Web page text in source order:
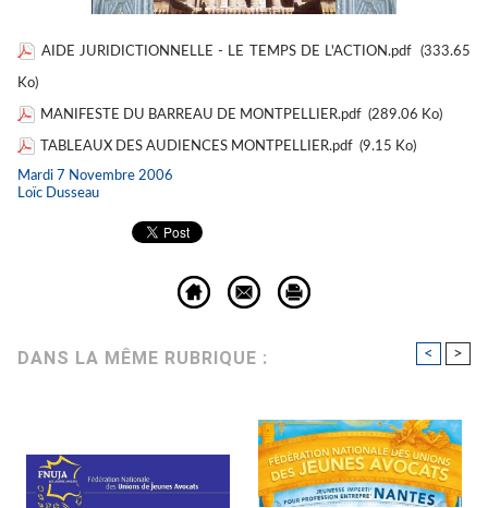
AIDE JURIDICTIONNELLE - LE TEMPS DE L'ACTION.pdf (333.65
Ko)
MANIFESTE DU BARREAU DE MONTPELLIER.pdf (289.06 Ko)
TABLEAUX DES AUDIENCES MONTPELLIER.pdf (9.15 Ko)
Mardi 7 Novembre 2006
Loïc Dusseau
DANS LA MÊME RUBRIQUE : < >